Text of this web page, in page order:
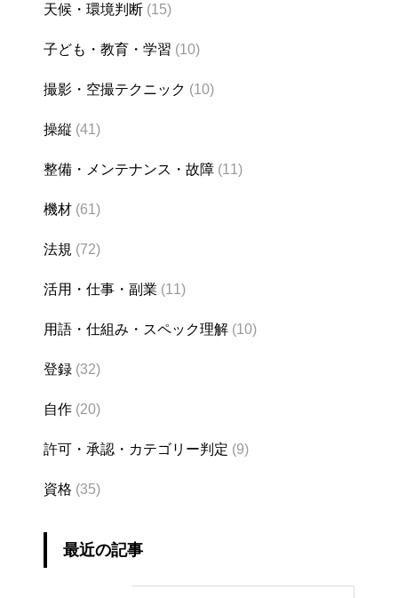
天候・環境判断 (15)
子ども・教育・学習 (10)
撮影・空撮テクニック (10)
操縦 (41)
整備・メンテナンス・故障 (11)
機材 (61)
法規 (72)
活用・仕事・副業 (11)
用語・仕組み・スペック理解 (10)
登録 (32)
自作 (20)
許可・承認・カテゴリー判定 (9)
資格 (35)
最近の記事